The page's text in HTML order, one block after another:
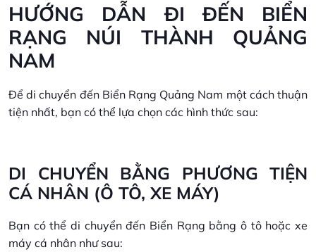
HƯỚNG DẪN ĐI ĐẾN BIỂN
RẠNG NÚI THÀNH QUẢNG
NAM
Để di chuyển đến Biển Rạng Quảng Nam một cách thuận
tiện nhất, bạn có thể lựa chọn các hình thức sau:
DI CHUYỂN BẰNG PHƯƠNG TIỆN
CÁ NHÂN (Ô TÔ, XE MÁY)
Bạn có thể di chuyển đến Biển Rạng bằng ô tô hoặc xe
máy cá nhân như sau: